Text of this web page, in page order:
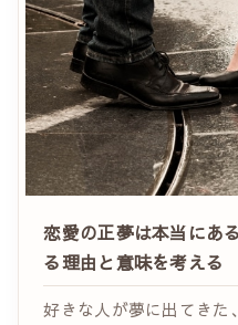
恋愛の正夢は本当にあ
る理由と意味を考える
好きな人が夢に出てきた